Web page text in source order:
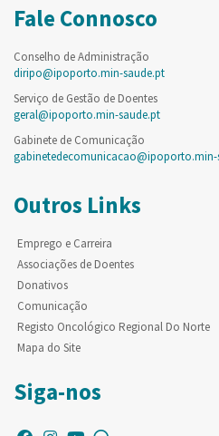
Fale Connosco
Conselho de Administração
diripo@ipoporto.min-saude.pt
Serviço de Gestão de Doentes
geral@ipoporto.min-saude.pt
Gabinete de Comunicação
gabinetedecomunicacao@ipoporto.min-
Outros Links
Emprego e Carreira
Associações de Doentes
Donativos
Comunicação
Registo Oncológico Regional Do Norte
Mapa do Site
Siga-nos